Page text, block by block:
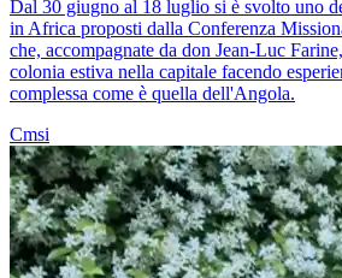
Dal 30 giugno al 18 luglio si è svolto uno
in Africa proposti dalla Conferenza
che, accompagnate da don Jean-Luc
colonia estiva nella capitale facendo
complessa come è quella dell'Angola.
Cmsi